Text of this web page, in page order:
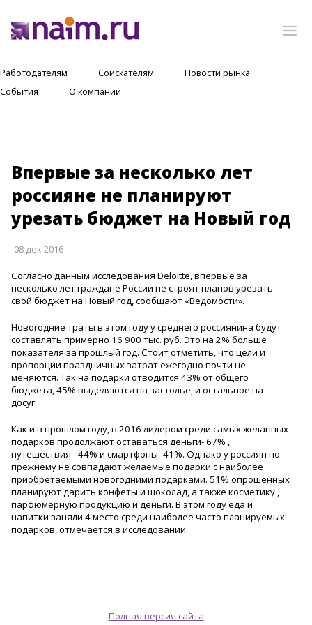
Работодателям Соискателям
Новости рынка
События
О компании
Впервые за несколько лет
россияне не планируют
урезать бюджет на Новый год
08 дек 2016
Согласно данным исследования Deloitte, впервые за
несколько лет граждане России не строят планов урезать
свой бюджет на Новый год, сообщают «Ведомости».
Новогодние траты в этом году у среднего россиянина будут
составлять примерно 16 900 тыс. руб. Это на 2% больше
показателя за прошлый год. Стоит отметить, что цели и
пропорции праздничных затрат ежегодно почти не
меняются. Так на подарки отводится 43% от общего
бюджета, 45% выделяются на застолье, и остальное на
досуг.
Как и в прошлом году, в 2016 лидером среди самых желанных
подарков продолжают оставаться деньги- 67% ,
путешествия - 44% и смартфоны- 41%. Однако у россиян по-
прежнему не совпадают желаемые подарки с наиболее
приобретаемыми новогодними подарками. 51% опрошенных
планируют дарить конфеты и шоколад, а также косметику ,
парфюмерную продукцию и деньги. В этом году еда и
напитки заняли 4 место среди наиболее часто планируемых
подарков, отмечается в исследовании.
Полная версия сайта